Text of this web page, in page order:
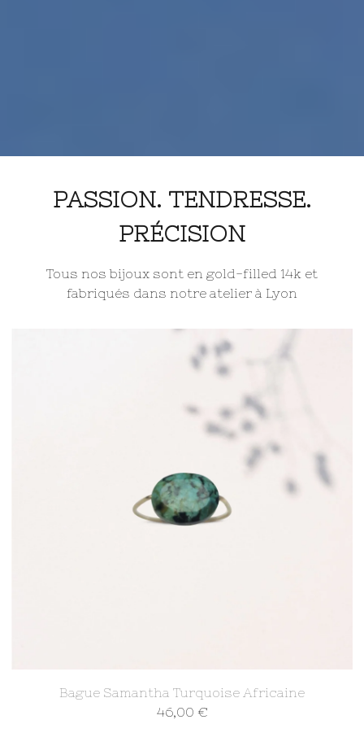
PASSION. TENDRESSE.
PRÉCISION
Tous nos bijoux sont en gold-filled 14k et
fabriqués dans notre atelier à Lyon
Bague Samantha Turquoise Africaine
46,00 €